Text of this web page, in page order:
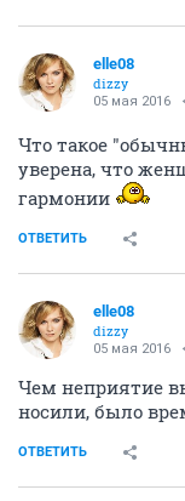
elle08
dizzy
05 мая 2016
Что такое
уверена, что
гармонии
ОТВЕТИТЬ
elle08
dizzy
05 мая 2016
Чем неприятие
носили, было
ОТВЕТИТЬ